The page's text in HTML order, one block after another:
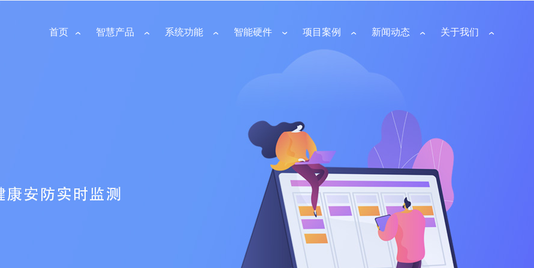
首页 智慧产品 系统功能 智能硬件 项目案例 新闻动态 关于我们